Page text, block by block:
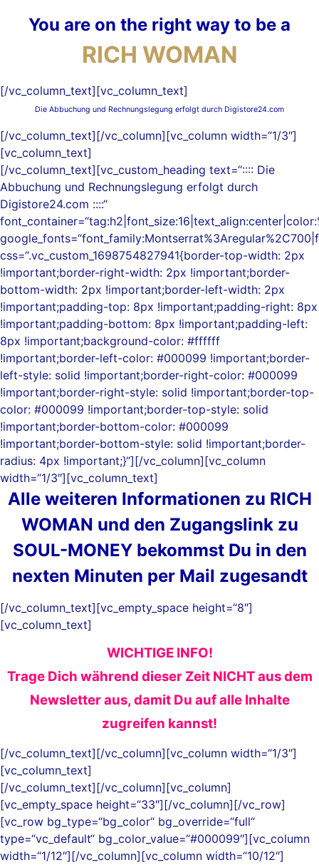
You are on the right way to be a
RICH WOMAN
[/vc_column_text][vc_column_text]
Die Abbuchung und Rechnungslegung erfolgt durch Digistore24.com
[/vc_column_text][/vc_column][vc_column width=“1/3″]
[vc_column_text]
[/vc_column_text][vc_custom_heading text=“:::: Die
Abbuchung und Rechnungslegung erfolgt durch
Digistore24.com ::::“
css=“.vc_custom_1698754827941{border-top-width: 2px
!important;border-right-width: 2px !important;border-
bottom-width: 2px !important;border-left-width: 2px
!important;padding-top: 8px !important;padding-right: 8px
!important;padding-bottom: 8px !important;padding-left:
8px !important;background-color: #ffffff
!important;border-left-color: #000099 !important;border-
left-style: solid !important;border-right-color: #000099
!important;border-right-style: solid !important;border-top-
color: #000099 !important;border-top-style: solid
!important;border-bottom-color: #000099
!important;border-bottom-style: solid !important;border-
radius: 4px !important;}“][/vc_column][vc_column
width=“1/3″][vc_column_text]
Alle weiteren Informationen zu RICH
WOMAN und den Zugangslink zu
SOUL-MONEY bekommst Du in den
nexten Minuten per Mail zugesandt
[/vc_column_text][vc_empty_space height=“8″]
[vc_column_text]
WICHTIGE INFO!
Trage Dich während dieser Zeit NICHT aus dem
Newsletter aus, damit Du auf alle Inhalte
zugreifen kannst!
[/vc_column_text][/vc_column][vc_column width=“1/3″]
[vc_column_text]
[/vc_column_text][/vc_column][vc_column]
[vc_empty_space height=“33″][/vc_column][/vc_row]
[vc_row bg_type=“bg_color“ bg_override=“full“
type=“vc_default“ bg_color_value=“#000099″][vc_column
width=“1/12″][/vc_column][vc_column width=“10/12″]